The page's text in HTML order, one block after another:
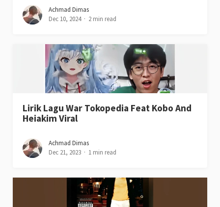
Achmad Dimas
Dec 10, 2024
2 min read
Lirik Lagu War Tokopedia Feat Kobo And
Heiakim Viral
Achmad Dimas
Dec 21, 2023
1 min read